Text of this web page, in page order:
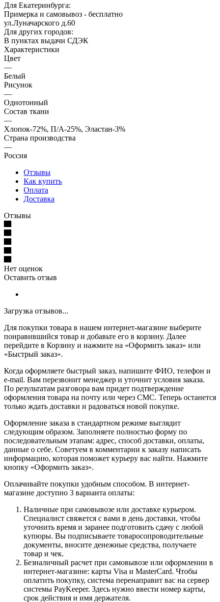
Для Екатеринбурга:
Примерка и самовывоз - бесплатно
ул.Луначарского д.60
Для других городов:
В пунктах выдачи СДЭК
Характеристики
Цвет
—
Белый
Рисунок
—
Однотонный
Состав ткани
—
Хлопок-72%, П/А-25%, Эластан-3%
Страна производства
—
Россия
Отзывы
Как купить
Оплата
Доставка
Отзывы
Нет оценок
Оставить отзыв
Загрузка отзывов...
Для покупки товара в нашем интернет-магазине выберите
понравившийся товар и добавьте его в корзину. Далее
перейдите в Корзину и нажмите на «Оформить заказ» или
«Быстрый заказ».
Когда оформляете быстрый заказ, напишите ФИО, телефон и
e-mail. Вам перезвонит менеджер и уточнит условия заказа.
По результатам разговора вам придет подтверждение
оформления товара на почту или через СМС. Теперь останется
только ждать доставки и радоваться новой покупке.
Оформление заказа в стандартном режиме выглядит
следующим образом. Заполняете полностью форму по
последовательным этапам: адрес, способ доставки, оплаты,
данные о себе. Советуем в комментарии к заказу написать
информацию, которая поможет курьеру вас найти. Нажмите
кнопку «Оформить заказ».
Оплачивайте покупки удобным способом. В интернет-
магазине доступно 3 варианта оплаты:
Наличные при самовывозе или доставке курьером.
Специалист свяжется с вами в день доставки, чтобы
уточнить время и заранее подготовить сдачу с любой
купюры. Вы подписываете товаросопроводительные
документы, вносите денежные средства, получаете
товар и чек.
Безналичный расчет при самовывозе или оформлении в
интернет-магазине: карты Visa и MasterCard. Чтобы
оплатить покупку, система перенаправит вас на сервер
системы PayKeeper. Здесь нужно ввести номер карты,
срок действия и имя держателя.